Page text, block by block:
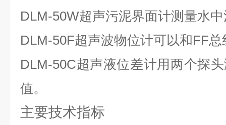
DLM-50W超声污泥界面计测量水
DLM-50F超声波物位计可以和FF总
DLM-50C超声液位差计用两个探
值。
主要技术指标